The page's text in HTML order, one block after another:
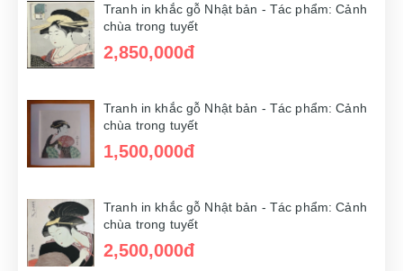
1,200,000đ
1,200,000đ
1,100,000đ
Tranh in khắc gỗ Nhật bản - Tác phẩm: Cảnh
chùa trong tuyết
2,850,000đ
Tranh in khắc gỗ Nhật bản - Tác phẩm: Cảnh
chùa trong tuyết
1,500,000đ
Tranh in khắc gỗ Nhật bản - Tác phẩm: Cảnh
chùa trong tuyết
2,500,000đ